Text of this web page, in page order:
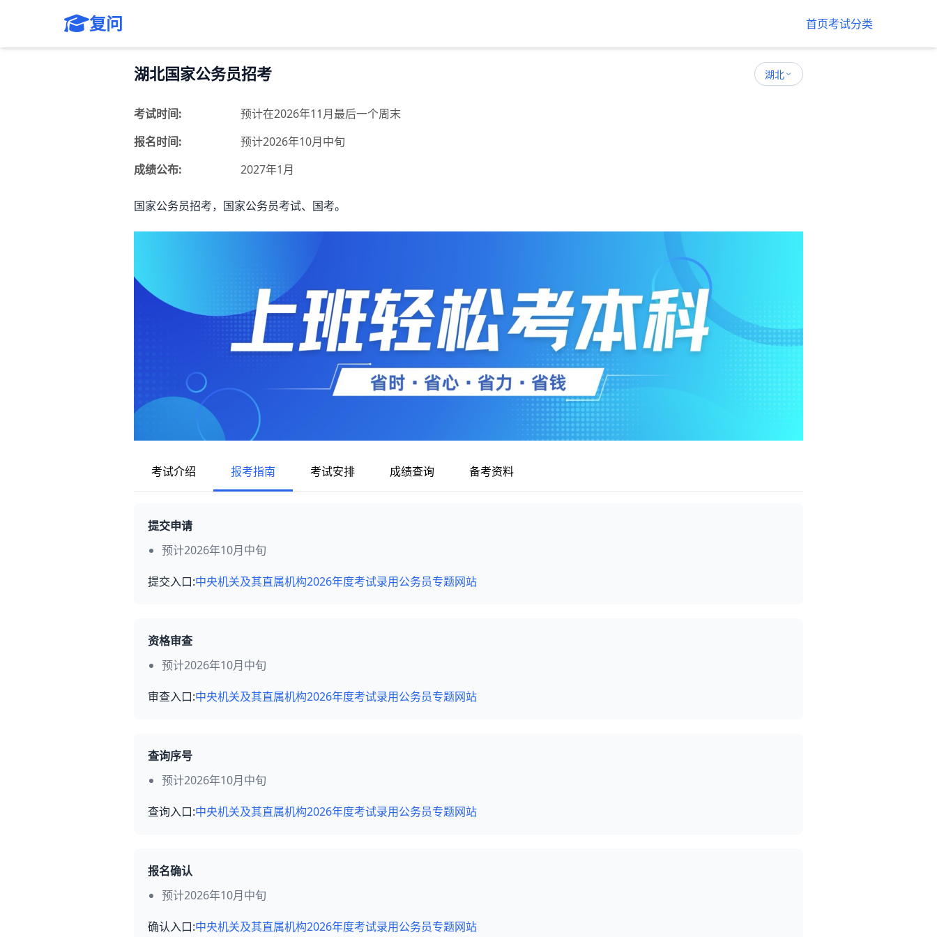
复问 首页考试分类
湖北国家公务员招考 湖北
考试时间:
预计在2026年11月最后一个周末
报名时间:
预计2026年10月中旬
成绩公布:
2027年1月
国家公务员招考，国家公务员考试、国考。
考试介绍 报考指南 考试安排 成绩查询 备考资料
提交申请
预计2026年10月中旬
提交入口:中央机关及其直属机构2026年度考试录用公务员专题网站
资格审查
预计2026年10月中旬
审查入口:中央机关及其直属机构2026年度考试录用公务员专题网站
查询序号
预计2026年10月中旬
查询入口:中央机关及其直属机构2026年度考试录用公务员专题网站
报名确认
预计2026年10月中旬
确认入口:中央机关及其直属机构2026年度考试录用公务员专题网站